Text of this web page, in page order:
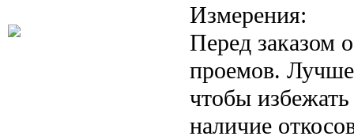
Измерения:
Перед заказом
проемов. Лучше
чтобы
наличие